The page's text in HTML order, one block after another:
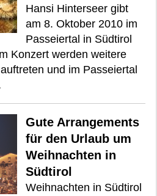
Hansi Hinterseer gibt
am 8. Oktober 2010 im
Passeiertal in Südtirol
Konzert werden weitere
und im Passeiertal
Gute Arrangements
für den Urlaub um
Weihnachten in
Südtirol
Weihnachten in Südtirol